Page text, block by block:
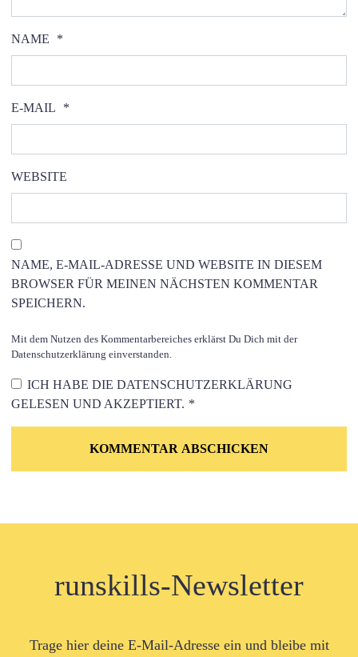
NAME *
E-MAIL *
WEBSITE
NAME, E-MAIL-ADRESSE UND WEBSITE IN DIESEM
BROWSER FÜR MEINEN NÄCHSTEN KOMMENTAR
SPEICHERN.
Mit dem Nutzen des Kommentarbereiches erklärst Du Dich mit der
Datenschutzerklärung einverstanden.
ICH HABE DIE DATENSCHUTZERKLÄRUNG
GELESEN UND AKZEPTIERT. *
runskills-Newsletter
Trage hier deine E-Mail-Adresse ein und bleibe mit